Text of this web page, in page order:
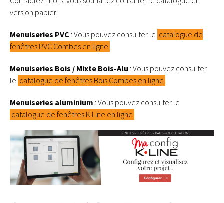
version papier.
Menuiseries PVC : Vous pouvez consulter le catalogue de
fenêtres PVC Combes en ligne .
Menuiseries Bois / Mixte Bois-Alu : Vous pouvez consulter
le catalogue de fenêtres Bois Combes en ligne .
Menuiseries aluminium : Vous pouvez consulter le
catalogue de fenêtres K.Line en ligne .